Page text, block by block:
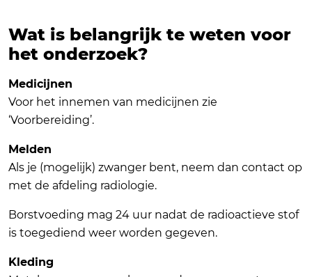
Wat is belangrijk te weten voor
het onderzoek?
Medicijnen
Voor het innemen van medicijnen zie
‘Voorbereiding’.
Melden
Als je (mogelijk) zwanger bent, neem dan contact op
met de afdeling radiologie.
Borstvoeding mag 24 uur nadat de radioactieve stof
is toegediend weer worden gegeven.
Kleding